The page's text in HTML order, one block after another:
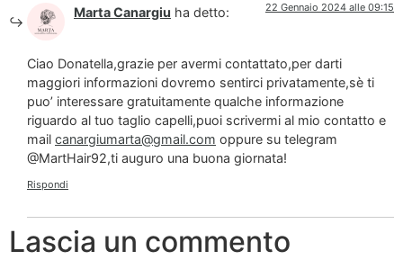
Marta Canargiu ha detto: 22 Gennaio 2024 alle 09:15
Ciao Donatella,grazie per avermi contattato,per darti
maggiori informazioni dovremo sentirci privatamente,sè ti
puo’ interessare gratuitamente qualche informazione
riguardo al tuo taglio capelli,puoi scrivermi al mio contatto e
mail canargiumarta@gmail.com oppure su telegram
@MartHair92,ti auguro una buona giornata!
Rispondi
Lascia un commento